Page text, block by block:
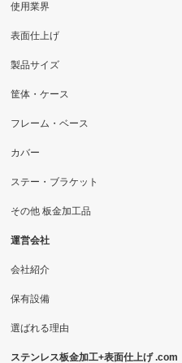
使用業界
表面仕上げ
製品サイズ
筐体・ケース
フレーム・ベース
カバー
ステー・ブラケット
その他 板金加工品
運営会社
会社紹介
保有設備
選ばれる理由
ステンレス板金加工+表面仕上げ .com